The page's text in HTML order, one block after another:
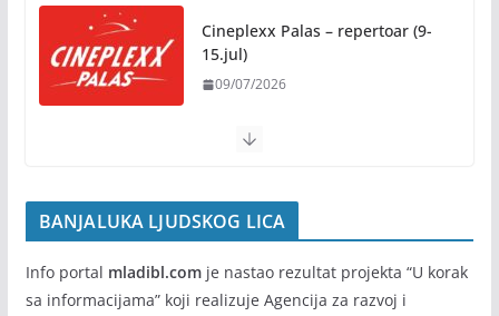
05/08/2026
Banja Luka domaćin „Vespa
05/08/2026
Cineplexx Palas – repertoar (9-
15.jul)
09/07/2026
BANJALUKA LJUDSKOG LICA
Info portal mladibl.comje nastao rezultat projekta “U korak
sa informacijama” koji realizuje Agencija za razvoj i